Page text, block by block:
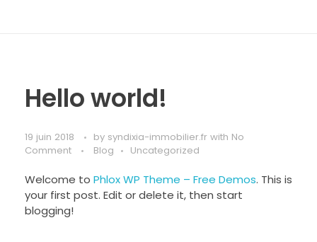
Hello world!
19 juin 2018 by syndixia-immobilier.fr with No
Comment
Blog Uncategorized
Welcome to Phlox WP Theme – Free Demos. This is
your first post. Edit or delete it, then start
blogging!